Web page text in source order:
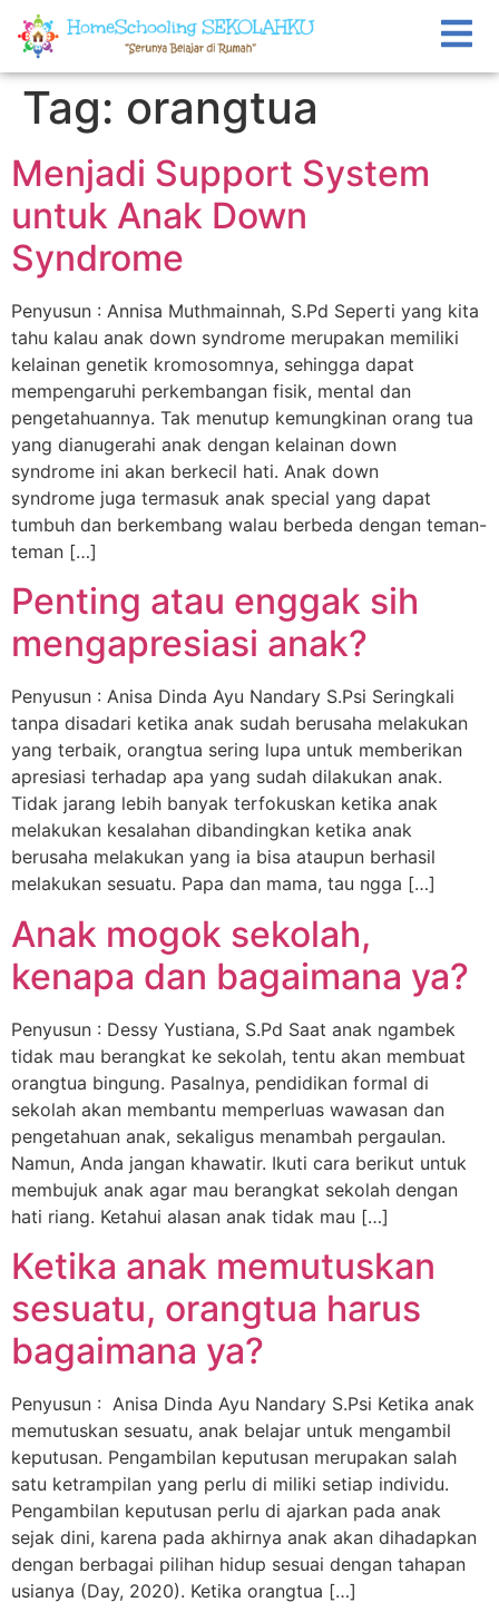
Tag: orangtua
Menjadi Support System
untuk Anak Down
Syndrome
Penyusun : Annisa Muthmainnah, S.Pd Seperti yang kita
tahu kalau anak down syndrome merupakan memiliki
kelainan genetik kromosomnya, sehingga dapat
mempengaruhi perkembangan fisik, mental dan
pengetahuannya. Tak menutup kemungkinan orang tua
yang dianugerahi anak dengan kelainan down
syndrome ini akan berkecil hati. Anak down
syndrome juga termasuk anak special yang dapat
tumbuh dan berkembang walau berbeda dengan teman-
teman […]
Penting atau enggak sih
mengapresiasi anak?
Penyusun : Anisa Dinda Ayu Nandary S.Psi Seringkali
tanpa disadari ketika anak sudah berusaha melakukan
yang terbaik, orangtua sering lupa untuk memberikan
apresiasi terhadap apa yang sudah dilakukan anak.
Tidak jarang lebih banyak terfokuskan ketika anak
melakukan kesalahan dibandingkan ketika anak
berusaha melakukan yang ia bisa ataupun berhasil
melakukan sesuatu. Papa dan mama, tau ngga […]
Anak mogok sekolah,
kenapa dan bagaimana ya?
Penyusun : Dessy Yustiana, S.Pd Saat anak ngambek
tidak mau berangkat ke sekolah, tentu akan membuat
orangtua bingung. Pasalnya, pendidikan formal di
sekolah akan membantu memperluas wawasan dan
pengetahuan anak, sekaligus menambah pergaulan.
Namun, Anda jangan khawatir. Ikuti cara berikut untuk
membujuk anak agar mau berangkat sekolah dengan
hati riang. Ketahui alasan anak tidak mau […]
Ketika anak memutuskan
sesuatu, orangtua harus
bagaimana ya?
Penyusun : Anisa Dinda Ayu Nandary S.Psi Ketika anak
memutuskan sesuatu, anak belajar untuk mengambil
keputusan. Pengambilan keputusan merupakan salah
satu ketrampilan yang perlu di miliki setiap individu.
Pengambilan keputusan perlu di ajarkan pada anak
sejak dini, karena pada akhirnya anak akan dihadapkan
dengan berbagai pilihan hidup sesuai dengan tahapan
usianya (Day, 2020). Ketika orangtua […]